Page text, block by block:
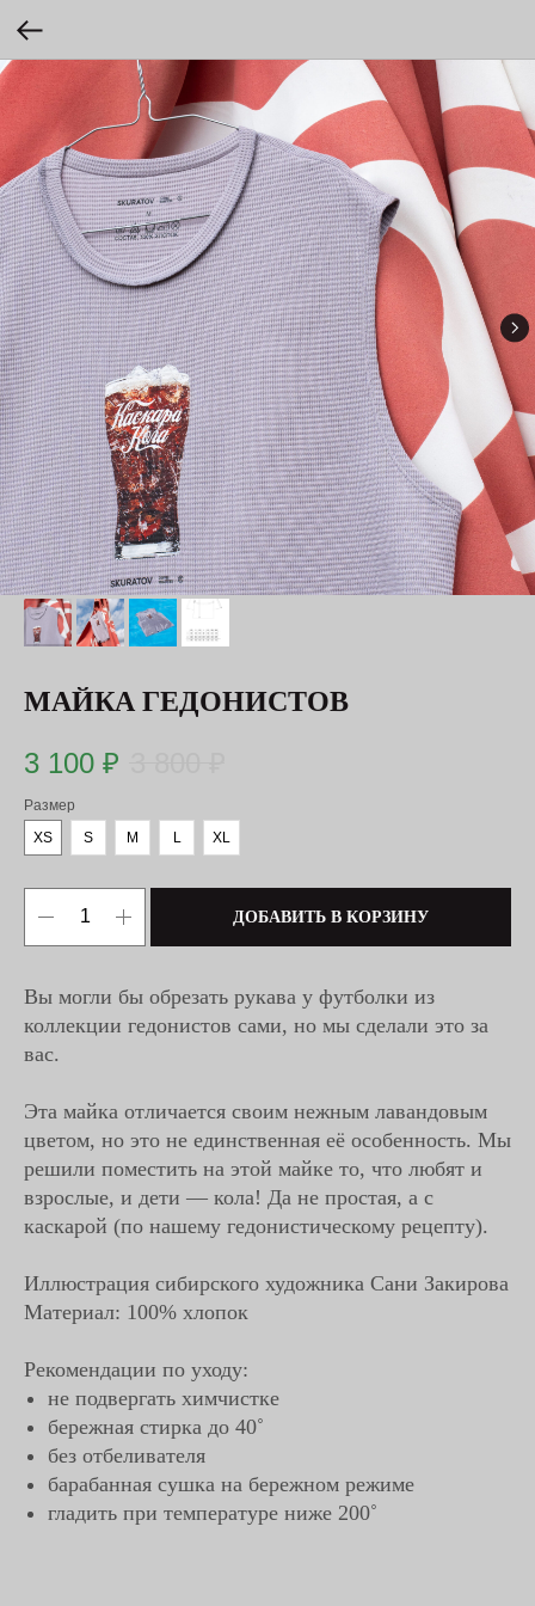
МАЙКА ГЕДОНИСТОВ
3 100 ₽
Размер
XS
S M L XL
ДОБАВИТЬ В КОРЗИНУ
Вы могли бы обрезать рукава у футболки из
коллекции гедонистов сами, но мы сделали это за
вас.
Эта майка отличается своим нежным лавандовым
цветом, но это не единственная её особенность. Мы
решили поместить на этой майке то, что любят и
взрослые, и дети — кола! Да не простая, а с
каскарой (по нашему гедонистическому рецепту).
Иллюстрация сибирского художника Сани Закирова
Материал: 100% хлопок
Рекомендации по уходу:
не подвергать химчистке
бережная стирка до 40˚
без отбеливателя
барабанная сушка на бережном режиме
гладить при температуре ниже 200˚